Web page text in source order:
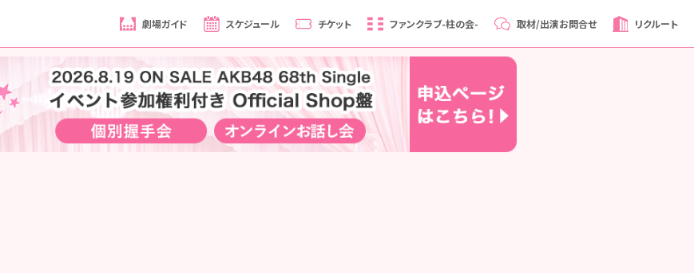
劇場ガイド スケジュール チケット ファンクラブ-柱の会- 取材/出演お問合せ リクルート